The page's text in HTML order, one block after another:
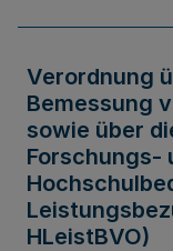
Verordnung
Bemessung
sowie über
Forschungs-
HLeistBVO)